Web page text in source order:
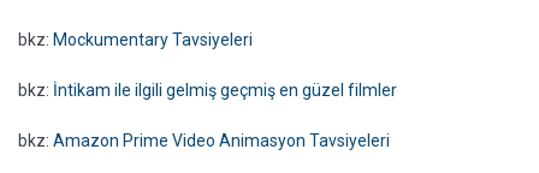
bkz: Mockumentary Tavsiyeleri
bkz: İntikam ile ilgili gelmiş geçmiş en güzel filmler
bkz: Amazon Prime Video Animasyon Tavsiyeleri